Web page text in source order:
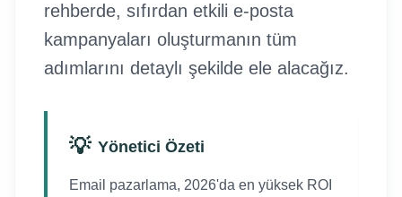
rehberde, sıfırdan etkili e-posta
kampanyaları oluşturmanın tüm
adımlarını detaylı şekilde ele alacağız.
💡 Yönetici Özeti
Email pazarlama, 2026'da en yüksek ROI